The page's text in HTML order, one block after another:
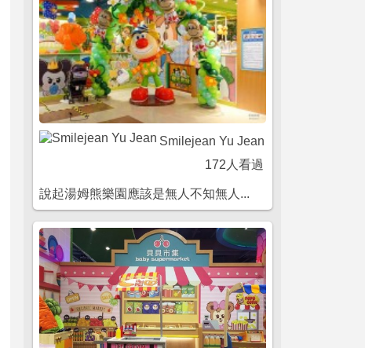
Smilejean Yu Jean
172人看過
說起湯姆熊樂園應該是無人不知無人...